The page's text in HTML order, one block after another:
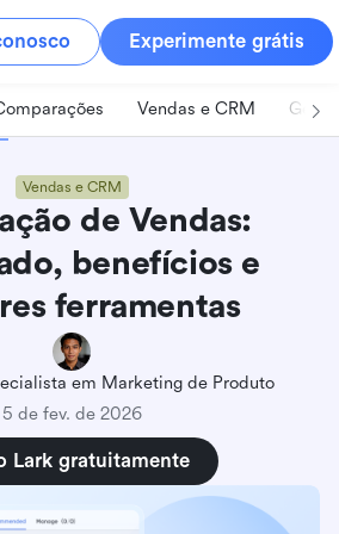
Experimente grátis
Vendas e CRM
Vendas e CRM
de Vendas:
benefícios e
ferramentas
em Marketing de Produto
5 de fev. de 2026
Lark gratuitamente